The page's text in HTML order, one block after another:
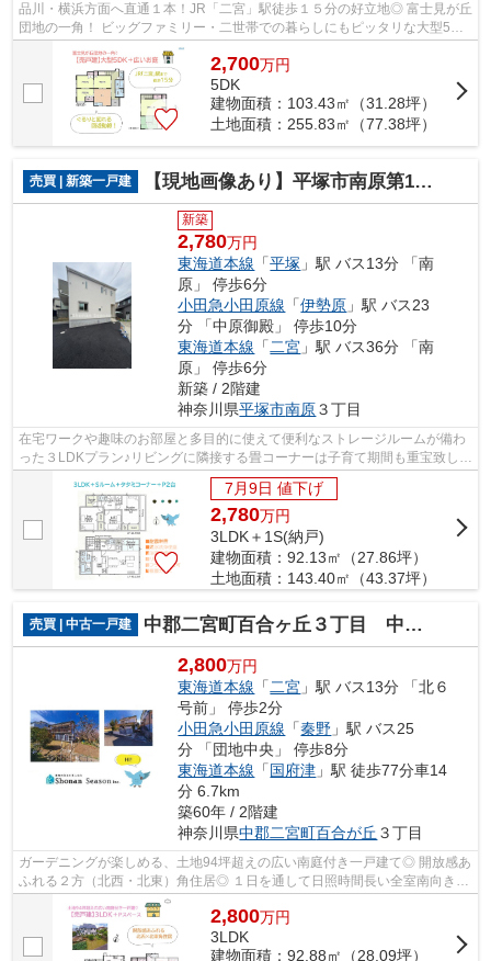
品川・横浜方面へ直通１本！JR「二宮」駅徒歩１５分の好立地◎ 富士見が丘
団地の一角！ ビッグファミリー・二世帯での暮らしにもピッタリな大型5DK
中古住宅！ 充実の余暇が過ごせる広い...
2,700万円
5DK
建物面積：103.43㎡（31.28坪）
土地面積：255.83㎡（77.38坪）
売買 | 新築一戸建 【現地画像あり】平塚市南原第11 新築戸建 全1棟
新築
2,780万円
東海道本線 「平塚 」駅 バス13分 「南
原」 停歩6分
小田急小田原線 「伊勢原 」駅 バス23
分 「中原御殿」 停歩10分
東海道本線 「 二宮 」駅 バス36分 「南
原」 停歩6分
新築 / 2階建
神奈川県平塚市南原３丁目
在宅ワークや趣味のお部屋と多目的に使えて便利なストレージルームが備わ
った３LDKプラン♪リビングに隣接する畳コーナーは子育て期間も重宝致しま
す◎ 暮らしやすさが考えられた新築戸...
7月9日 値下げ
2,780万円
3LDK＋1S(納戸)
建物面積：92.13㎡（27.86坪）
土地面積：143.40㎡（43.37坪）
売買 | 中古一戸建 中郡二宮町百合ヶ丘３丁目 中古戸建 94.26坪
2,800万円
東海道本線 「 二宮 」駅 バス13分 「北６
号前」 停歩2分
小田急小田原線 「秦野 」駅 バス25
分 「団地中央」 停歩8分
東海道本線 「国府津 」駅 徒歩77分車14
分 6.7km
築60年 / 2階建
神奈川県中郡二宮町百合が丘 ３丁目
ガーデニングが楽しめる、土地94坪超えの広い南庭付き一戸建て◎ 開放感あ
ふれる２方（北西・北東）角住居◎ １日を通して日照時間長い全室南向きの
大邸宅で、悠々自適な新生活をお迎え...
2,800万円
3LDK
建物面積：92.88㎡（28.09坪）